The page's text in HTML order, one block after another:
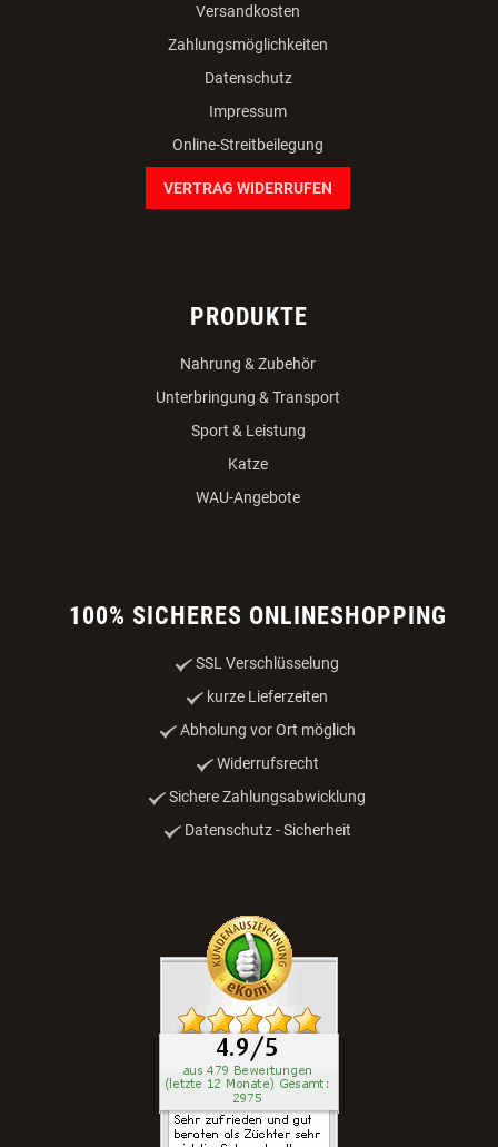
Versandkosten
Zahlungsmöglichkeiten
Datenschutz
Impressum
Online-Streitbeilegung
VERTRAG WIDERRUFEN
PRODUKTE
Nahrung & Zubehör
Unterbringung & Transport
Sport & Leistung
Katze
WAU-Angebote
100% SICHERES ONLINESHOPPING
SSL Verschlüsselung
kurze Lieferzeiten
Abholung vor Ort möglich
Widerrufsrecht
Sichere Zahlungsabwicklung
Datenschutz - Sicherheit